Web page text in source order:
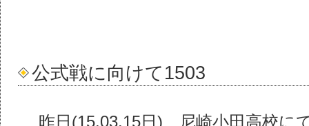
公式戦に向けて1503
昨日(15.03.15日)、尼崎小田高校に